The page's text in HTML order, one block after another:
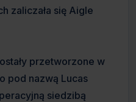
zaliczała się Aigle
przetworzone w
pod nazwą Lucas
siedzibą